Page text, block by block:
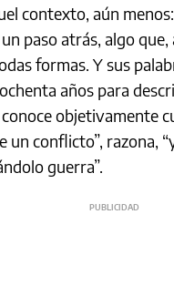
contexto, aún
paso atrás, algo que,
formas. Y sus
años para
conoce objetivamente
un conflicto”, razona,
guerra”.